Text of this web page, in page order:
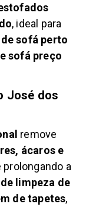
, ideal para
sofá perto
sofá preço
José dos
remove
ácaros e
a
limpeza de
de tapetes,